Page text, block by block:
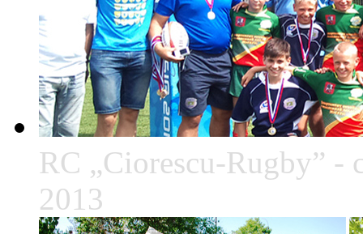
RC „Ciorescu-Rugby” -
2013